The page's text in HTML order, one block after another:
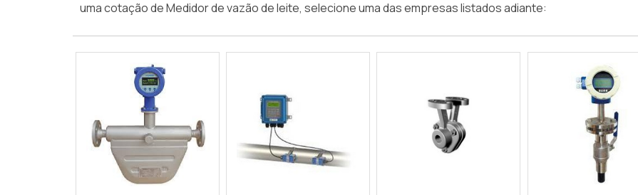
uma cotação de Medidor de vazão de leite, selecione uma das empresas listados adiante: